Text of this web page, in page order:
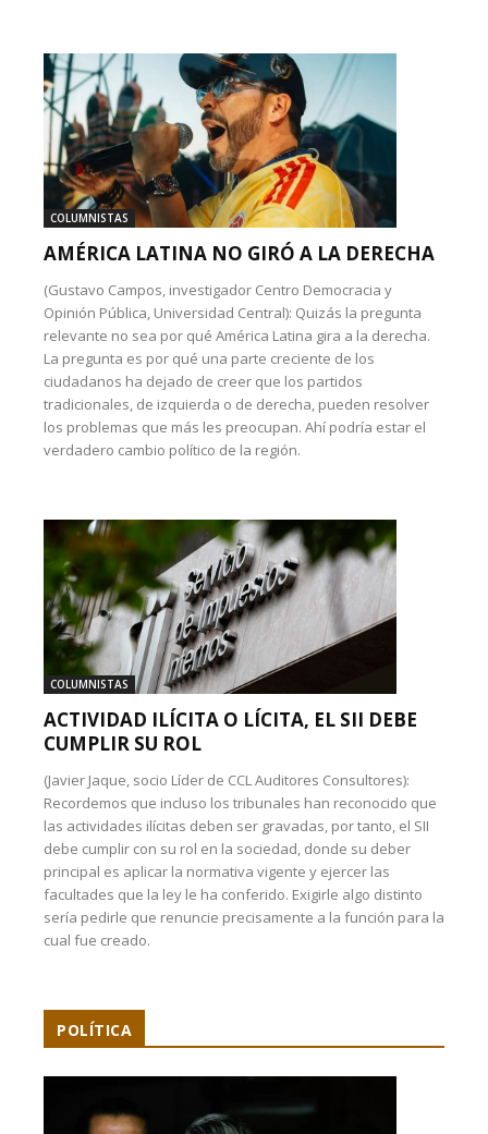
COLUMNISTAS
AMÉRICA LATINA NO GIRÓ A LA DERECHA
(Gustavo Campos, investigador Centro Democracia y
Opinión Pública, Universidad Central): Quizás la pregunta
relevante no sea por qué América Latina gira a la derecha.
La pregunta es por qué una parte creciente de los
ciudadanos ha dejado de creer que los partidos
tradicionales, de izquierda o de derecha, pueden resolver
los problemas que más les preocupan. Ahí podría estar el
verdadero cambio político de la región.
COLUMNISTAS
ACTIVIDAD ILÍCITA O LÍCITA, EL SII DEBE
CUMPLIR SU ROL
(Javier Jaque, socio Líder de CCL Auditores Consultores):
Recordemos que incluso los tribunales han reconocido que
las actividades ilícitas deben ser gravadas, por tanto, el SII
debe cumplir con su rol en la sociedad, donde su deber
principal es aplicar la normativa vigente y ejercer las
facultades que la ley le ha conferido. Exigirle algo distinto
sería pedirle que renuncie precisamente a la función para la
cual fue creado.
POLÍTICA